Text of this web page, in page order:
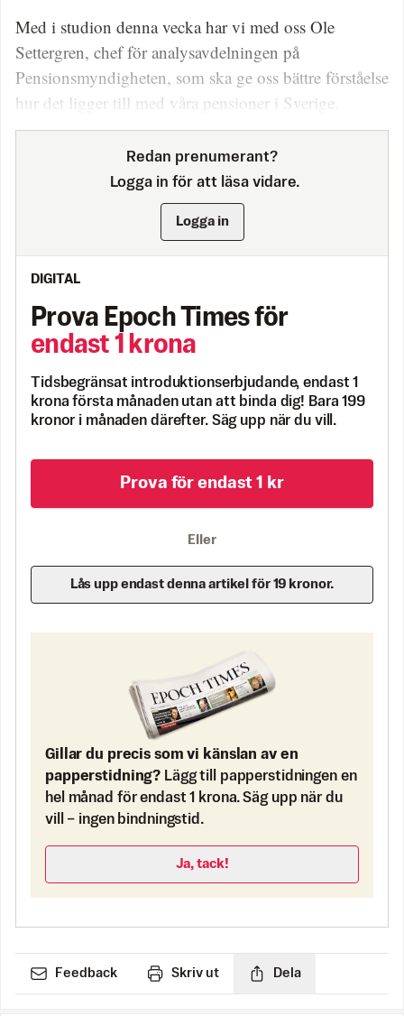
Med i studion denna vecka har vi med oss Ole
Settergren, chef för analysavdelningen på
Pensionsmyndigheten, som ska ge oss bättre förståelse
hur det ligger till med våra pensioner i Sverige.
Redan prenumerant?
Logga in för att läsa vidare.
Logga in
DIGITAL
Prova Epoch Times för
endast 1 krona
Tidsbegränsat introduktionserbjudande, endast 1
krona första månaden utan att binda dig! Bara 199
kronor i månaden därefter. Säg upp när du vill.
Prova för endast 1 kr
Eller
Lås upp endast denna artikel för 19 kronor.
Gillar du precis som vi känslan av en
papperstidning? Lägg till papperstidningen en
hel månad för endast 1 krona. Säg upp när du
vill – ingen bindningstid.
Ja, tack!
Feedback Skriv ut Dela